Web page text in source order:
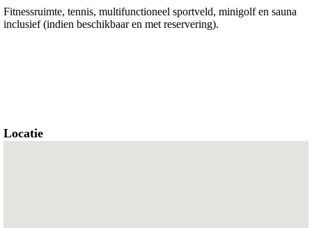
Fitnessruimte, tennis, multifunctioneel sportveld, minigolf en sauna
inclusief (indien beschikbaar en met reservering).
Locatie